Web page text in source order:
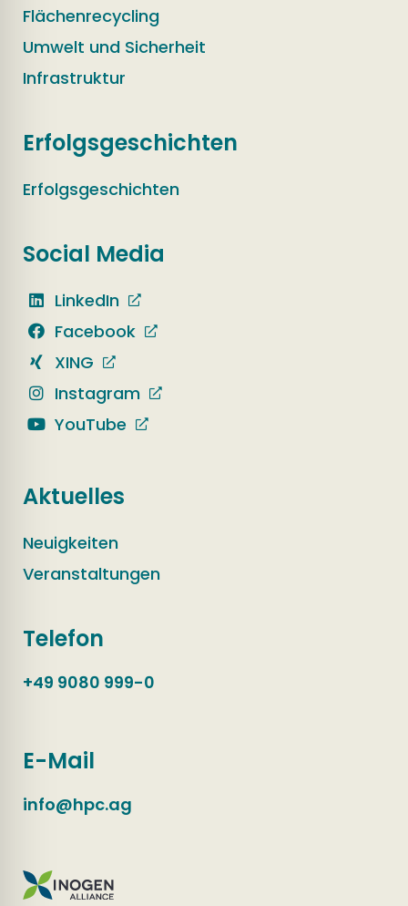
Flächenrecycling
Umwelt und Sicherheit
Infrastruktur
Erfolgsgeschichten
Erfolgsgeschichten
Social Media
LinkedIn
Facebook
XING
Instagram
YouTube
Aktuelles
Neuigkeiten
Veranstaltungen
Telefon
+49 9080 999-0
E-Mail
info@hpc.ag